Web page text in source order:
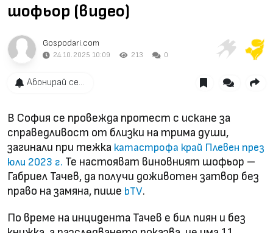
шофьор (видео)
Gospodari.com
24.10.2025 10:09 213 0
Абонирай се...
В София се провежда протест с искане за
справедливост от близки на трима души,
загинали при тежка катастрофа край Плевен през
юли 2023 г. Те настояват виновният шофьор –
Габриел Тачев, да получи доживотен затвор без
право на замяна, пише bTV.
По време на инцидента Тачев е бил пиян и без